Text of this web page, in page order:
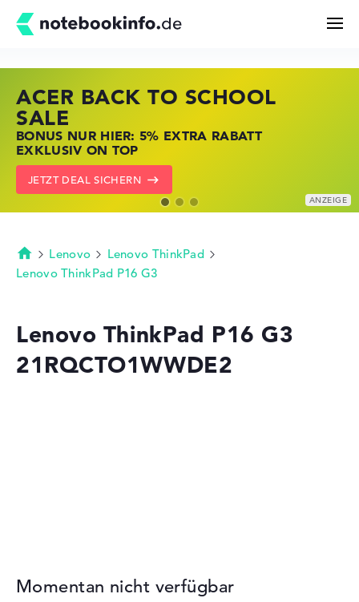
Kaufberatung
Technik & Wissen
Merkzettel
ACER BACK TO SCHOOL
SALE
BONUS NUR HIER: 5% EXTRA RABATT
EXKLUSIV ON TOP
JETZT DEAL SICHERN
HP STORE SSV DEALS
JETZT ZUGREIFEN: NOTEBOOKS BEI HP
KRÄFTIG REDUZIERT
ZU DEN HP ANGEBOTEN
LENOVO LAPTOP DEALS
NOTEBOOKS BEI LENOVO JETZT
KRÄFTIG REDUZIERT
LENOVO DEALS ZEIGEN
Startseite
Lenovo
Lenovo ThinkPad
Lenovo ThinkPad P16 G3
Lenovo ThinkPad P16 G3
21RQCTO1WWDE2
Momentan nicht verfügbar